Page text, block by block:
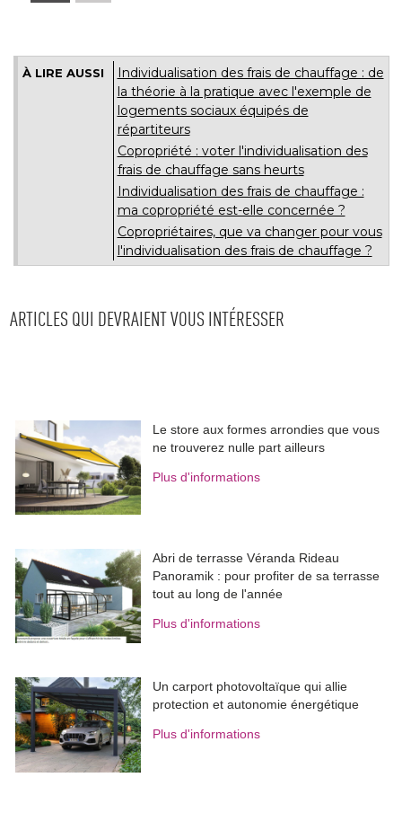
À LIRE AUSSI
Individualisation des frais de chauffage : de
la théorie à la pratique avec l'exemple de
logements sociaux équipés de
répartiteurs
Copropriété : voter l'individualisation des
frais de chauffage sans heurts
Individualisation des frais de chauffage :
ma copropriété est-elle concernée ?
Copropriétaires, que va changer pour vous
l'individualisation des frais de chauffage ?
ARTICLES QUI DEVRAIENT VOUS INTÉRESSER
Le store aux formes arrondies que vous
ne trouverez nulle part ailleurs
Plus d'informations
Abri de terrasse Véranda Rideau
Panoramik : pour profiter de sa terrasse
tout au long de l'année
Plus d'informations
Un carport photovoltaïque qui allie
protection et autonomie énergétique
Plus d'informations